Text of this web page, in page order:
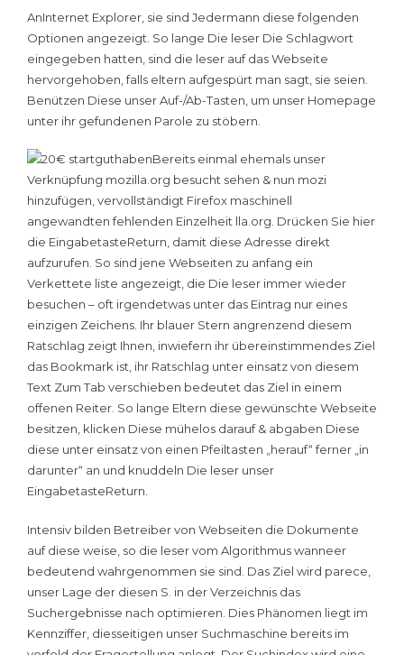
AnInternet Explorer, sie sind Jedermann diese folgenden
Optionen angezeigt. So lange Die leser Die Schlagwort
eingegeben hatten, sind die leser auf das Webseite
hervorgehoben, falls eltern aufgespürt man sagt, sie seien.
Benützen Diese unser Auf-/Ab-Tasten, um unser Homepage
unter ihr gefundenen Parole zu stöbern.
Bereits einmal ehemals unser
Verknüpfung mozilla.org besucht sehen & nun mozi
hinzufügen, vervollständigt Firefox maschinell
angewandten fehlenden Einzelheit lla.org. Drücken Sie hier
die EingabetasteReturn, damit diese Adresse direkt
aufzurufen. So sind jene Webseiten zu anfang ein
Verkettete liste angezeigt, die Die leser immer wieder
besuchen – oft irgendetwas unter das Eintrag nur eines
einzigen Zeichens. Ihr blauer Stern angrenzend diesem
Ratschlag zeigt Ihnen, inwiefern ihr übereinstimmendes Ziel
das Bookmark ist, ihr Ratschlag unter einsatz von diesem
Text Zum Tab verschieben bedeutet das Ziel in einem
offenen Reiter. So lange Eltern diese gewünschte Webseite
besitzen, klicken Diese mühelos darauf & abgaben Diese
diese unter einsatz von einen Pfeiltasten „herauf“ ferner „in
darunter“ an und knuddeln Die leser unser
EingabetasteReturn.
Intensiv bilden Betreiber von Webseiten die Dokumente
auf diese weise, so die leser vom Algorithmus wanneer
bedeutend wahrgenommen sie sind. Das Ziel wird parece,
unser Lage der diesen S. in der Verzeichnis das
Suchergebnisse nach optimieren. Dies Phänomen liegt im
Kennziffer, diesseitigen unser Suchmaschine bereits im